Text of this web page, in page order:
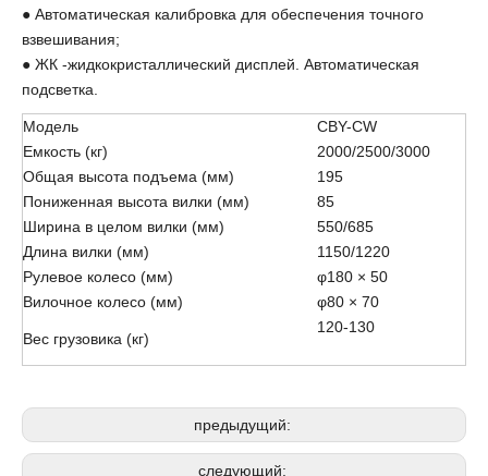
● Автоматическая калибровка для обеспечения точного
взвешивания;
● ЖК -жидкокристаллический дисплей. Автоматическая
подсветка.
Модель
CBY-CW
Емкость (кг)
2000/2500/3000
Общая высота подъема (мм)
195
Пониженная высота вилки (мм)
85
Ширина в целом вилки (мм)
550/685
Длина вилки (мм)
1150/1220
Рулевое колесо (мм)
φ180 × 50
Вилочное колесо (мм)
φ80 × 70
Вес грузовика (кг)
120-130
предыдущий:
следующий: